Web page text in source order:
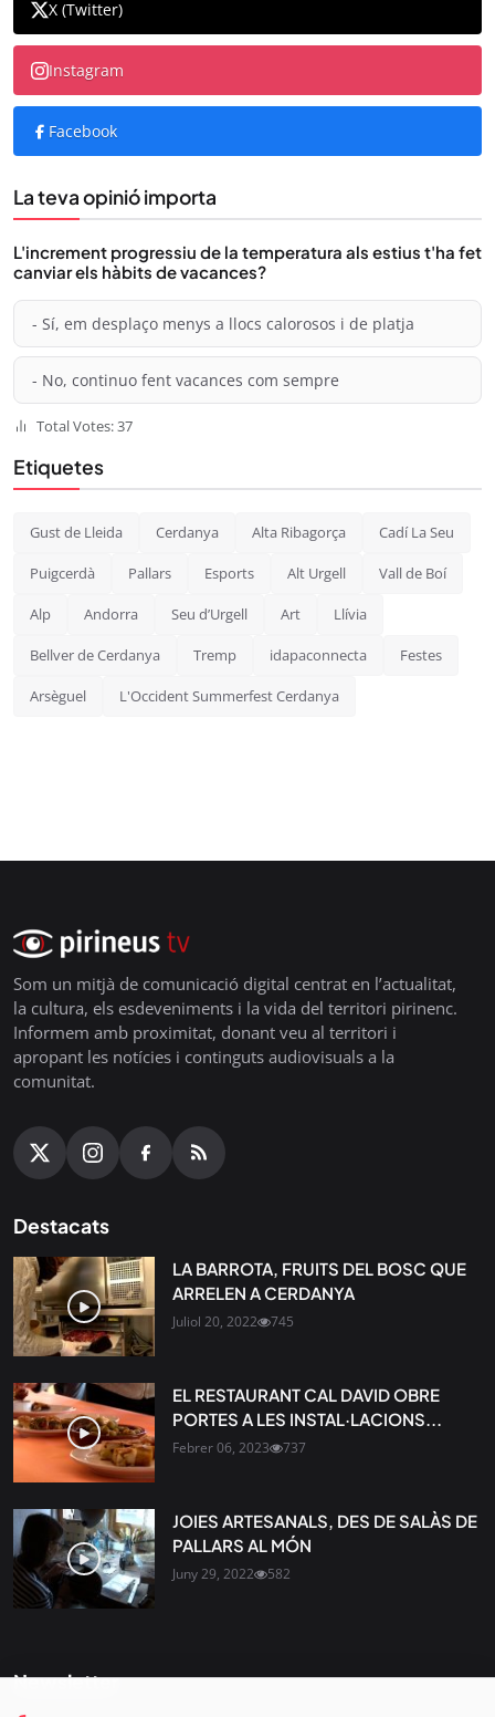
X (Twitter)
Instagram
Facebook
La teva opinió importa
L'increment progressiu de la temperatura als estius t'ha fet
canviar els hàbits de vacances?
- Sí, em desplaço menys a llocs calorosos i de platja
- No, continuo fent vacances com sempre
Total Votes: 37
Etiquetes
Gust de Lleida Cerdanya Alta Ribagorça Cadí La Seu
Puigcerdà Pallars Esports Alt Urgell Vall de Boí
Alp Andorra Seu d’Urgell Art Llívia
Bellver de Cerdanya Tremp idapaconnecta Festes
Arsèguel L'Occident Summerfest Cerdanya
Som un mitjà de comunicació digital centrat en l’actualitat,
la cultura, els esdeveniments i la vida del territori pirinenc.
Informem amb proximitat, donant veu al territori i
apropant les notícies i continguts audiovisuals a la
comunitat.
Destacats
LA BARROTA, FRUITS DEL BOSC QUE
ARRELEN A CERDANYA
Juliol 20, 2022 745
EL RESTAURANT CAL DAVID OBRE
PORTES A LES INSTAL·LACIONS...
Febrer 06, 2023 737
JOIES ARTESANALS, DES DE SALÀS DE
PALLARS AL MÓN
Juny 29, 2022 582
Newsletter